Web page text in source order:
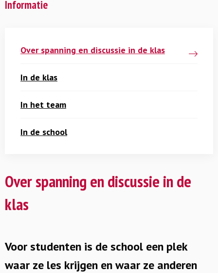
Informatie
Over spanning en discussie in de klas
In de klas
In het team
In de school
Over spanning en discussie in de
klas
Voor studenten is de school een plek
waar ze les krijgen en waar ze anderen